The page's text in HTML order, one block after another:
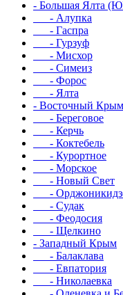
- Большая Ялта
- Алупка
- Гаспра
- Гурзуф
- Мисхор
- Симеиз
- Форос
- Ялта
- Восточный Крым
- Береговое
- Керчь
- Коктебель
- Курортное
- Морское
- Новый Свет
-
- Судак
- Феодосия
- Щелкино
- Западный Крым
- Балаклава
- Евпатория
- Николаевка